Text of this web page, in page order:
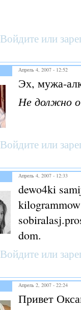
Войдите или
Апрель 4, 2007 - 12:52
Эх, мужа-
Не должно
Войдите или
Апрель 4, 2007 - 12:33
dewo4ki
dom.
Войдите или
Апрель 2, 2007 - 22:24
Привет